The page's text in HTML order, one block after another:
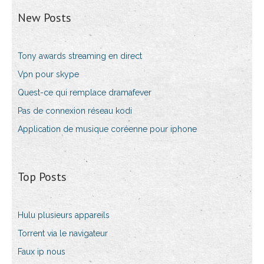
New Posts
Tony awards streaming en direct
Vpn pour skype
Quest-ce qui remplace dramafever
Pas de connexion réseau kodi
Application de musique coréenne pour iphone
Top Posts
Hulu plusieurs appareils
Torrent via le navigateur
Faux ip nous